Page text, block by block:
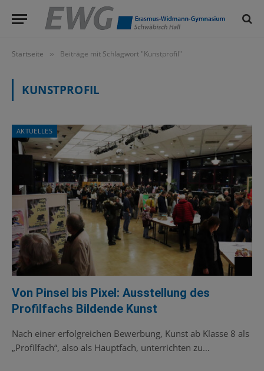
Startseite » Beiträge mit Schlagwort "Kunstprofil"
KUNSTPROFIL
AKTUELLES
Von Pinsel bis Pixel: Ausstellung des
Profilfachs Bildende Kunst
Nach einer erfolgreichen Bewerbung, Kunst ab Klasse 8 als
„Profilfach“, also als Hauptfach, unterrichten zu…